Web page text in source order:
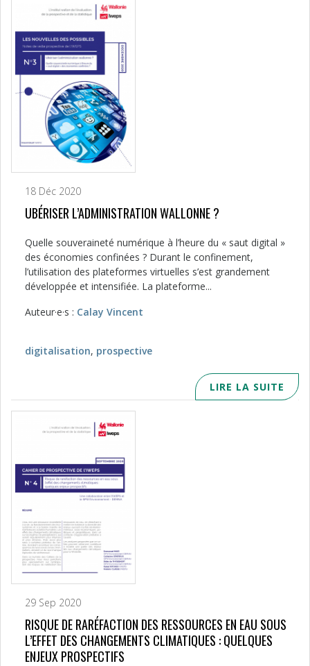
18 Déc 2020
UBÉRISER L’ADMINISTRATION WALLONNE ?
Quelle souveraineté numérique à l’heure du « saut digital »
des économies confinées ? Durant le confinement,
l’utilisation des plateformes virtuelles s’est grandement
développée et intensifiée. La plateforme...
Auteur·e·s : Calay Vincent
digitalisation, prospective
LIRE LA SUITE
29 Sep 2020
RISQUE DE RARÉFACTION DES RESSOURCES EN EAU SOUS
L’EFFET DES CHANGEMENTS CLIMATIQUES : QUELQUES
ENJEUX PROSPECTIFS